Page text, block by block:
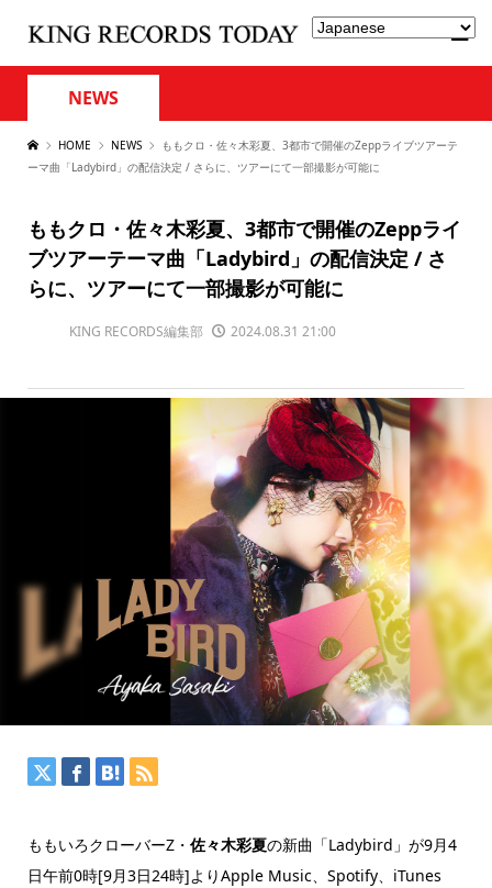
NEWS
HOME NEWS
ももクロ・佐々木彩夏、3都市で開催のZeppライブツアーテ
ーマ曲「Ladybird」の配信決定 / さらに、ツアーにて一部撮影が可能に
ももクロ・佐々木彩夏、3都市で開催のZeppライ
ブツアーテーマ曲「Ladybird」の配信決定 / さ
らに、ツアーにて一部撮影が可能に
KING RECORDS編集部 2024.08.31 21:00
ももいろクローバーZ・ 佐々木彩夏の新曲「Ladybird」が9月4
日午前0時[9月3日24時]よりApple Music、Spotify、iTunes